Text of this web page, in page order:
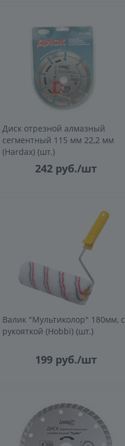
Диск отрезной алмазный
сегментный 115 мм 22,2 мм
(Hardax) (шт.)
242руб./шт
Валик "Мультиколор" 180мм, с
рукояткой (Hobbi) (шт.)
199руб./шт